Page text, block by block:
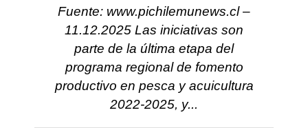
Fuente: www.pichilemunews.cl –
11.12.2025 Las iniciativas son
parte de la última etapa del
programa regional de fomento
productivo en pesca y acuicultura
2022-2025, y...